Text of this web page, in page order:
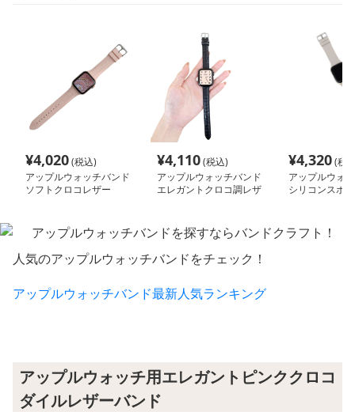
¥4,020(税込)
アップルウォッチバンド
ソフトクロコレザー
¥4,110(税込)
アップルウォッチバンド
エレガントクロコ調レザ
¥4,320(税
アップルウォ
シリコンスポ
人気のアップルウォッチバンドをチェック！
アップルウォッチバンド最新人気ランキング
アップルウォッチ用エレガントピンククロコ
ダイルレザーバンド